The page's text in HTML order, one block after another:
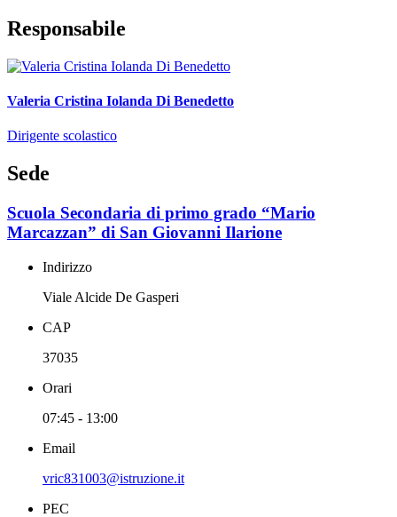
Responsabile
Valeria Cristina Iolanda Di Benedetto
Dirigente scolastico
Sede
Scuola Secondaria di primo grado “Mario
Marcazzan” di San Giovanni Ilarione
Indirizzo
Viale Alcide De Gasperi
CAP
37035
Orari
07:45 - 13:00
Email
vric831003@istruzione.it
PEC